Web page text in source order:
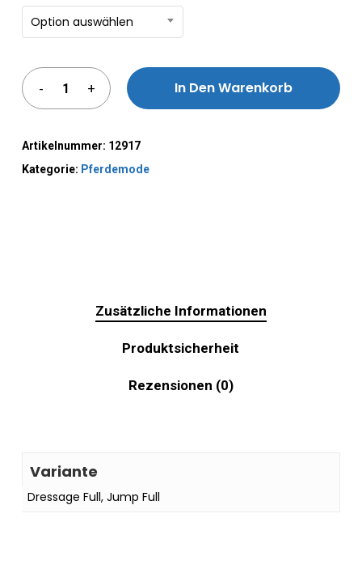
Option auswählen
In Den Warenkorb
Artikelnummer: 12917
Kategorie: Pferdemode
Zusätzliche Informationen
Produktsicherheit
Rezensionen (0)
Variante
Dressage Full, Jump Full